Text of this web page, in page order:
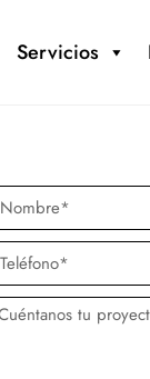
Servicios